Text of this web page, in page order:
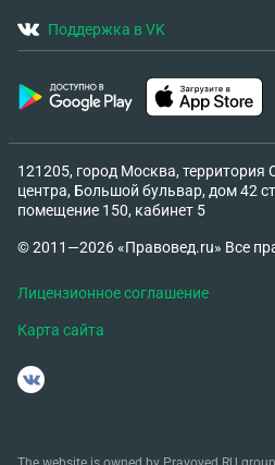
Поддержка в VK
121205, город Москва, территория
центра, Большой бульвар, дом 42
помещение 150, кабинет 5
© 2011—2026 «Правовед.ru» Все
Лицензионное соглашение
Карта сайта